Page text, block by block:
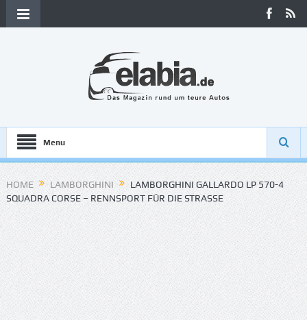
Menu
HOME LAMBORGHINI
LAMBORGHINI GALLARDO LP 570-4
SQUADRA CORSE – RENNSPORT FÜR DIE STRASSE